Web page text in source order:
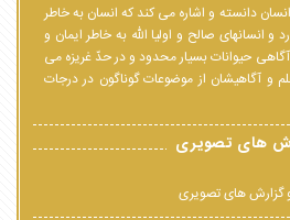
دانسته و اشاره می کند که انسان به خاطر
و انسانهای صالح و اولیا الله به خاطر ایمان و
حیوانات بسیار محدود و در حدّ غریزه می
و آگاهیشان از موضوعات گوناگون در درجات
های تصویری
گزارش های تصویری